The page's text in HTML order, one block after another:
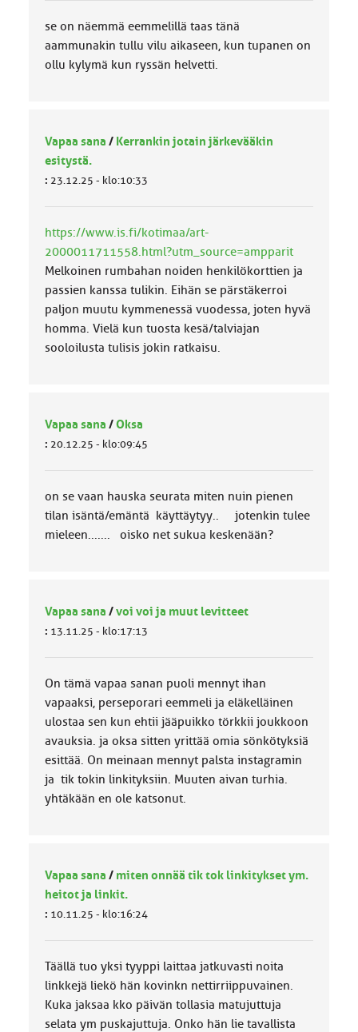
se on näemmä eemmelillä taas tänä
aammunakin tullu vilu aikaseen, kun tupanen on
ollu kylymä kun ryssän helvetti.
Vapaa sana / Kerrankin jotain järkevääkin
esitystä.
: 23.12.25 - klo:10:33
https://www.is.fi/kotimaa/art-
2000011711558.html?utm_source=ampparit
Melkoinen rumbahan noiden henkilökorttien ja
passien kanssa tulikin. Eihän se pärstäkerroi
paljon muutu kymmenessä vuodessa, joten hyvä
homma. Vielä kun tuosta kesä/talviajan
sooloilusta tulisis jokin ratkaisu.
Vapaa sana /Oksa
: 20.12.25 - klo:09:45
on se vaan hauska seurata miten nuin pienen
tilan isäntä/emäntä käyttäytyy.. jotenkin tulee
mieleen....... oisko net sukua keskenään?
Vapaa sana /voi voi ja muut levitteet
: 13.11.25 - klo:17:13
On tämä vapaa sanan puoli mennyt ihan
vapaaksi, perseporari eemmeli ja eläkelläinen
ulostaa sen kun ehtii jääpuikko törkkii joukkoon
avauksia. ja oksa sitten yrittää omia sönkötyksiä
esittää. On meinaan mennyt palsta instagramin
ja tik tokin linkityksiin. Muuten aivan turhia.
yhtäkään en ole katsonut.
Vapaa sana / miten onnää tik tok linkitykset ym.
heitot ja linkit.
: 10.11.25 - klo:16:24
Täällä tuo yksi tyyppi laittaa jatkuvasti noita
linkkejä liekö hän kovinkn nettirriippuvainen.
Kuka jaksaa kko päivän tollasia matujuttuja
selata ym puskajuttuja. Onko hän lie tavallista